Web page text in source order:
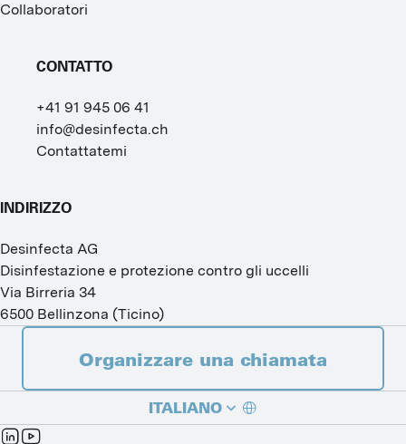
Collaboratori
CONTATTO
+41 91 945 06 41
info@desinfecta.ch
Contattatemi
INDIRIZZO
Desinfecta AG
Disinfestazione e protezione contro gli uccelli
Via Birreria 34
6500 Bellinzona (Ticino)
Organizzare una chiamata
ITALIANO